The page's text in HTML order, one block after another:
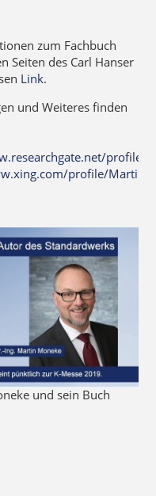
zum Fachbuch
Seiten des Carl Hanser
Link.
und Weiteres finden
profile/
profile/
und sein Buch